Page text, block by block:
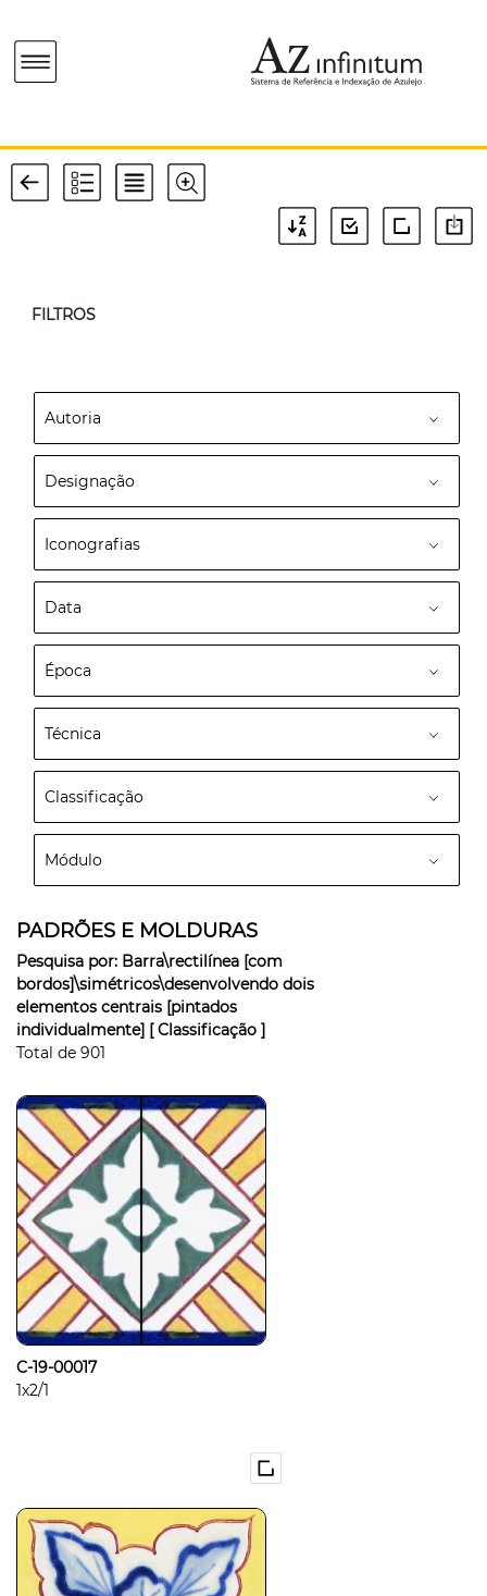
FILTROS
Autoria
Designação
Iconografias
Data
Época
Técnica
Classificação
Módulo
PADRÕES E MOLDURAS
Pesquisa por: Barra\rectilínea [com
bordos]\simétricos\desenvolvendo dois
elementos centrais [pintados
individualmente] [ Classificação ]
Total de 901
C-19-00017
1x2/1